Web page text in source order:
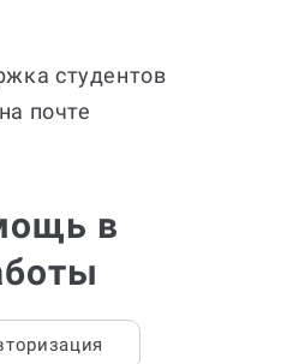
студентов
почте
в